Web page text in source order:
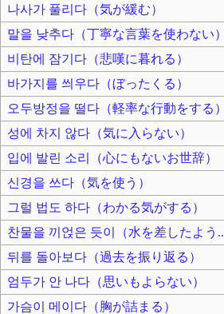
나사가 풀리다（気が緩む）
말을 낮추다（丁寧な言葉を使わない）
비탄에 잠기다（悲嘆に暮れる）
바가지를 씌우다（ぼったくる）
오두방정을 떨다（軽率な行動をする）
성에 차지 않다（気に入らない）
입에 발린 소리（心にもないお世辞）
신경을 쓰다（気を使う）
그럴 법도 하다（わかる気がする）
찬물을 끼얹은 듯이（水を差したよう..
뒤를 돌아보다（過去を振り返る）
엄두가 안 나다（思いもよらない）
가슴이 메이다（胸が詰まる）